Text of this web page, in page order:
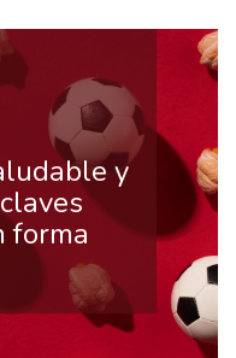
y
forma